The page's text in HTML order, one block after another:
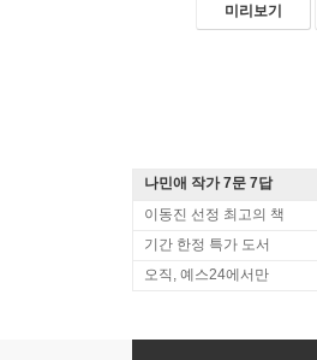
미리보기
나민애 작가 7문 7답
이동진 선정 최고의 책
기간 한정 특가 도서
오직, 예스24에서만